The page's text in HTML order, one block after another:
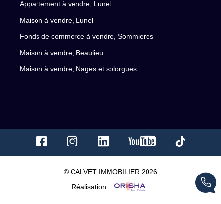
Appartement à vendre, Lunel
Maison à vendre, Lunel
Fonds de commerce à vendre, Sommieres
Maison à vendre, Beaulieu
Maison à vendre, Nages et solorgues
© CALVET IMMOBILIER 2026
Réalisation